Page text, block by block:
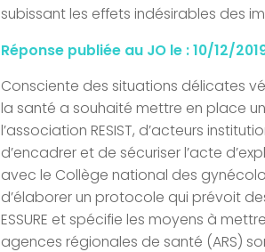
subissant les effets indésirables des
Réponse publiée au JO le :10/12/
Consciente des situations délicates
la santé a souhaité mettre en place
l’association RESIST, d’acteurs
d’encadrer et de sécuriser l’acte
avec le Collège national des
d’élaborer un protocole qui prévoit
ESSURE et spécifie les moyens à
agences régionales de santé (ARS)